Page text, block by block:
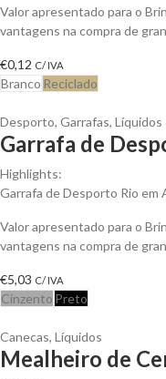
Valor apresentado para o
vantagens na compra de
€0,12 C/ IVA
Branco Reciclado
Desporto, Garrafas, Líquidos
Garrafa de
Highlights:
Garrafa de Desporto Rio em
Valor apresentado para o
vantagens na compra de
€5,03 C/ IVA
Cinzento Preto
Canecas, Líquidos
Mealheiro de